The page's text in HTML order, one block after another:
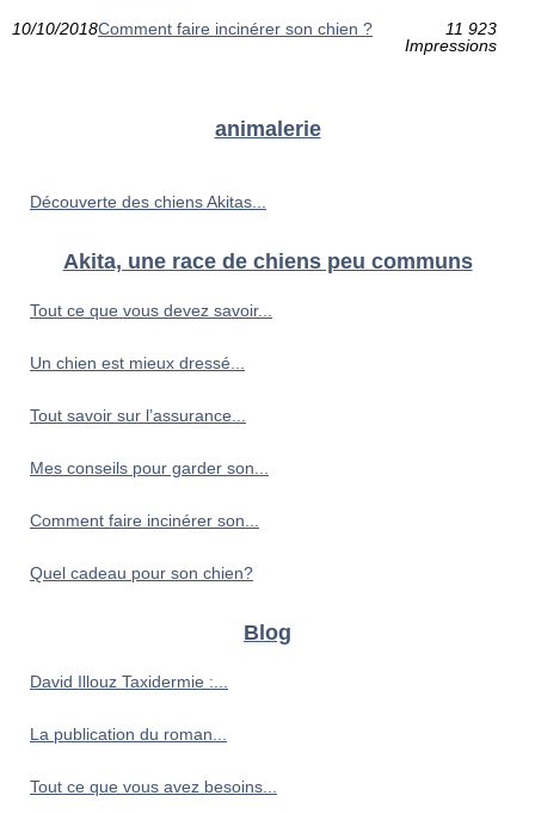
10/10/2018Comment faire incinérer son chien ?
11 923
Impressions
animalerie
Découverte des chiens Akitas...
Akita, une race de chiens peu communs
Tout ce que vous devez savoir...
Un chien est mieux dressé...
Tout savoir sur l’assurance...
Mes conseils pour garder son...
Comment faire incinérer son...
Quel cadeau pour son chien?
Blog
David Illouz Taxidermie :...
La publication du roman...
Tout ce que vous avez besoins...